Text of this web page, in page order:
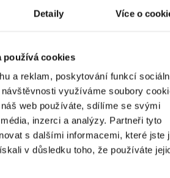
Detaily Více o
používá cookies
a reklam, poskytování funkcí
využíváme soubory
web používáte, sdílíme se svými
inzerci a analýzy. Partneři tyto
s dalšími informacemi, které jste
v důsledku toho, že používáte
Landing (Deluxe
309 Kč
DO KOŠÍKU